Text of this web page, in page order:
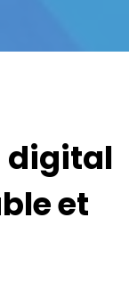
digital
et